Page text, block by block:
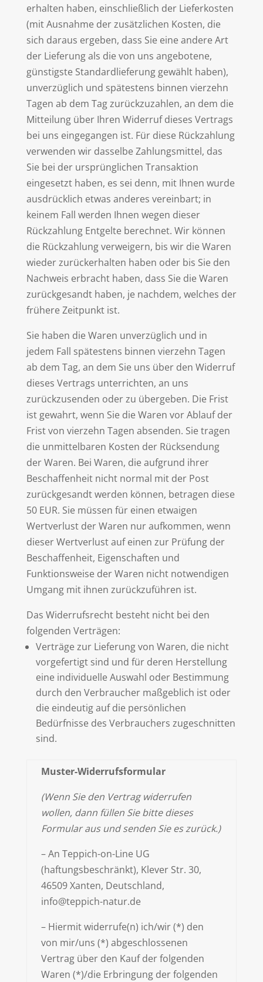
erhalten haben, einschließlich der Lieferkosten
(mit Ausnahme der zusätzlichen Kosten, die
sich daraus ergeben, dass Sie eine andere Art
der Lieferung als die von uns angebotene,
günstigste Standardlieferung gewählt haben),
unverzüglich und spätestens binnen vierzehn
Tagen ab dem Tag zurückzuzahlen, an dem die
Mitteilung über Ihren Widerruf dieses Vertrags
bei uns eingegangen ist. Für diese Rückzahlung
verwenden wir dasselbe Zahlungsmittel, das
Sie bei der ursprünglichen Transaktion
eingesetzt haben, es sei denn, mit Ihnen wurde
ausdrücklich etwas anderes vereinbart; in
keinem Fall werden Ihnen wegen dieser
Rückzahlung Entgelte berechnet. Wir können
die Rückzahlung verweigern, bis wir die Waren
wieder zurückerhalten haben oder bis Sie den
Nachweis erbracht haben, dass Sie die Waren
zurückgesandt haben, je nachdem, welches der
frühere Zeitpunkt ist.
Sie haben die Waren unverzüglich und in
jedem Fall spätestens binnen vierzehn Tagen
ab dem Tag, an dem Sie uns über den Widerruf
dieses Vertrags unterrichten, an uns
zurückzusenden oder zu übergeben. Die Frist
ist gewahrt, wenn Sie die Waren vor Ablauf der
Frist von vierzehn Tagen absenden. Sie tragen
die unmittelbaren Kosten der Rücksendung
der Waren. Bei Waren, die aufgrund ihrer
Beschaffenheit nicht normal mit der Post
zurückgesandt werden können, betragen diese
50 EUR. Sie müssen für einen etwaigen
Wertverlust der Waren nur aufkommen, wenn
dieser Wertverlust auf einen zur Prüfung der
Beschaffenheit, Eigenschaften und
Funktionsweise der Waren nicht notwendigen
Umgang mit ihnen zurückzuführen ist.
Das Widerrufsrecht besteht nicht bei den
folgenden Verträgen:
Verträge zur Lieferung von Waren, die nicht
vorgefertigt sind und für deren Herstellung
eine individuelle Auswahl oder Bestimmung
durch den Verbraucher maßgeblich ist oder
die eindeutig auf die persönlichen
Bedürfnisse des Verbrauchers zugeschnitten
sind.
Muster-Widerrufsformular
(Wenn Sie den Vertrag widerrufen
wollen, dann füllen Sie bitte dieses
Formular aus und senden Sie es zurück.)
– An Teppich-on-Line UG
(haftungsbeschränkt), Klever Str. 30,
46509 Xanten, Deutschland,
info@teppich-natur.de
– Hiermit widerrufe(n) ich/wir (*) den
von mir/uns (*) abgeschlossenen
Vertrag über den Kauf der folgenden
Waren (*)/die Erbringung der folgenden